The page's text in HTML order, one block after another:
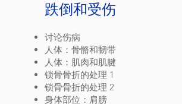
跌倒和受伤
讨论伤病
人体：骨骼和韧带
人体：肌肉和肌腱
锁骨骨折的处理 1
锁骨骨折的处理 2
身体部位：肩膀